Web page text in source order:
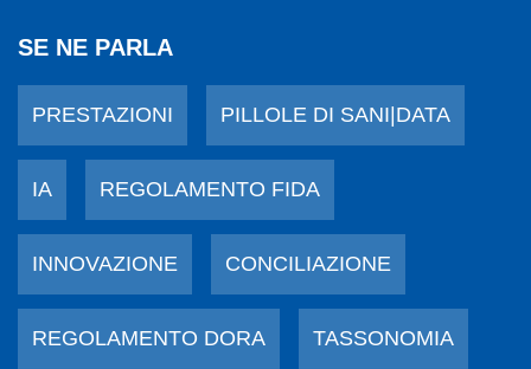
SE NE PARLA
PRESTAZIONI PILLOLE DI SANI|DATA
IA REGOLAMENTO FIDA
INNOVAZIONE CONCILIAZIONE
REGOLAMENTO DORA TASSONOMIA